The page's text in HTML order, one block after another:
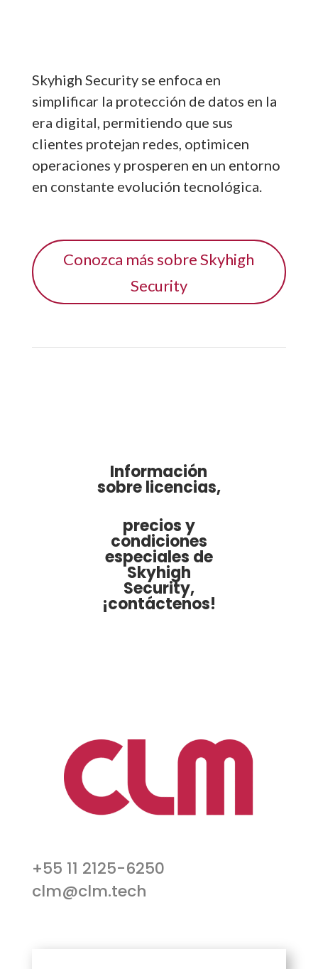
Skyhigh Security se enfoca en
simplificar la protección de datos en la
era digital, permitiendo que sus
clientes protejan redes, optimicen
operaciones y prosperen en un entorno
en constante evolución tecnológica.
Conozca más sobre Skyhigh
Security
Información
sobre licencias,
precios y
condiciones
especiales de
Skyhigh
Security,
¡contáctenos!
+55 11 2125-6250
clm@clm.tech